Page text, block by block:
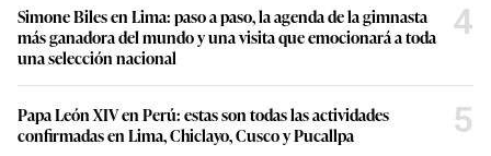
Simone Biles en Lima: paso a paso, la agenda de la gimnasta
más ganadora del mundo y una visita que emocionará a toda
una selección nacional
4
Papa León XIV en Perú: estas son todas las actividades
confirmadas en Lima, Chiclayo, Cusco y Pucallpa
5